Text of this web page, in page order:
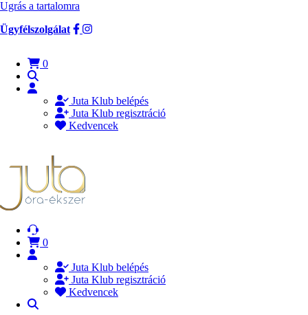
Ugrás a tartalomra
Ügyfélszolgálat
0
Juta Klub belépés
Juta Klub regisztráció
Kedvencek
0
Juta Klub belépés
Juta Klub regisztráció
Kedvencek